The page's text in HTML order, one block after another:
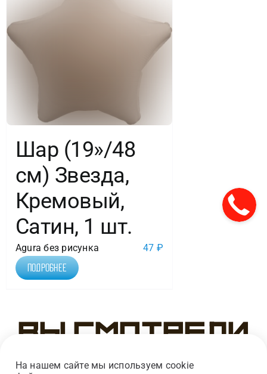
Шар (19»/48
см) Звезда,
Кремовый,
Сатин, 1 шт.
Agura без рисунка 47 ₽
Подробнее
Вы смотрели
На нашем сайте мы используем cookie